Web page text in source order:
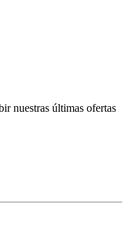
nuestras últimas ofertas